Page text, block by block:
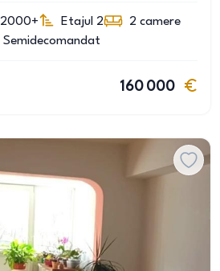
2000+ Etajul 2 2 camere
Semidecomandat
160 000